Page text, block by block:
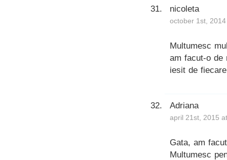
nicoleta
october 1st,
Multumesc
am facut-o de
iesit de
Adriana
april 21st, 2015
Gata, am
Multumesc